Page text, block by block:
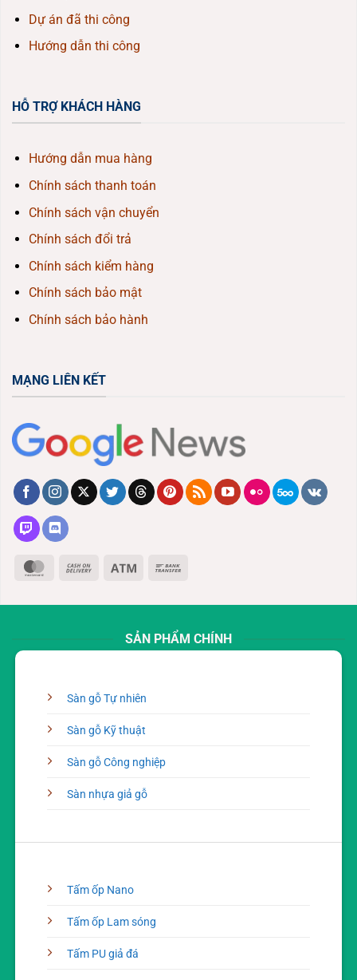
Dự án đã thi công
Hướng dẫn thi công
HỖ TRỢ KHÁCH HÀNG
Hướng dẫn mua hàng
Chính sách thanh toán
Chính sách vận chuyển
Chính sách đổi trả
Chính sách kiểm hàng
Chính sách bảo mật
Chính sách bảo hành
MẠNG LIÊN KẾT
MasterCard
Cash
Delivery
Atm
SẢN PHẨM CHÍNH
Sàn gỗ Tự nhiên
Sàn gỗ Kỹ thuật
Sàn gỗ Công nghiệp
Sàn nhựa giả gỗ
Tấm ốp Nano
Tấm ốp Lam sóng
Tấm PU giả đá